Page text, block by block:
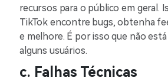
recursos para o público em geral.
TikTok encontre bugs, obtenha
e melhore. É por isso que não
alguns usuários.
c. Falhas Técnicas